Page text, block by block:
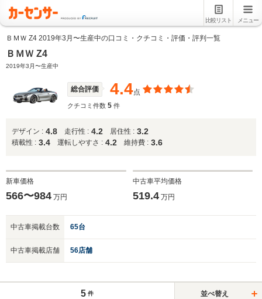
比較リスト メニュー
ＢＭＷ Z4 2019年3月〜生産中の口コミ・クチコミ・評価・評判一覧
ＢＭＷ Z4
2019年3月〜生産中
総合評価 4.4点
クチコミ件数 5 件
デザイン : 4.8 走行性 : 4.2 居住性 : 3.2
積載性 : 3.4 運転しやすさ : 4.2 維持費 : 3.6
新車価格
566〜984 万円
中古車平均価格
519.4万円
中古車掲載台数 65台
中古車掲載店舗 56店舗
5 件 並べ替え